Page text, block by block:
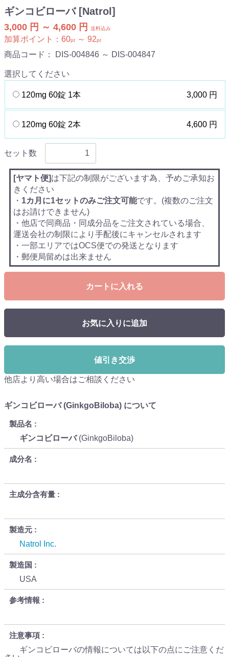
ギンコビローバ [Natrol]
3,000 円 ～ 4,600 円 送料込み
加算ポイント： 60pt ～ 92pt
商品コード： DIS-004846 ～ DIS-004847
選択してください
120mg 60錠 1本 3,000 円
120mg 60錠 2本 4,600 円
セット数
[ヤマト便]は下記の制限がございます為、予めご承知お
きください
・ 1カ月に1セットのみご注文可能です。(複数のご注文
はお請けできません)
・他店で同商品・同成分品をご注文されている場合、
運送会社の制限により手配後にキャンセルされます
・一部エリアではOCS便での発送となります
・郵便局留めは出来ません
カートに入れる
お気に入りに追加
値引き交渉
他店より高い場合はご相談ください
ギンコビローバ (GinkgoBiloba) について
製品名
ギンコビローバ(GinkgoBiloba)
成分名
主成分含有量
製造元
Natrol Inc.
製造国
USA
参考情報
注意事項
ギンコビローバの情報については以下の点にご注意くだ